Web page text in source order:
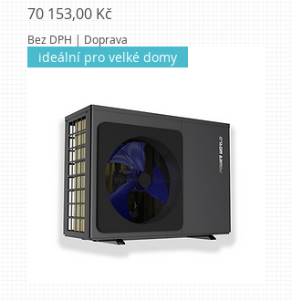
Cena
70 153,00 Kč
Bez DPH | Doprava
ideální pro velké domy